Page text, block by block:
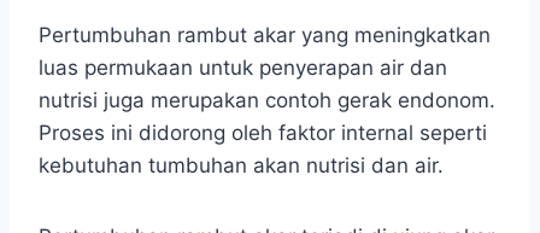
Pertumbuhan rambut akar yang meningkatkan
luas permukaan untuk penyerapan air dan
nutrisi juga merupakan contoh gerak endonom.
Proses ini didorong oleh faktor internal seperti
kebutuhan tumbuhan akan nutrisi dan air.